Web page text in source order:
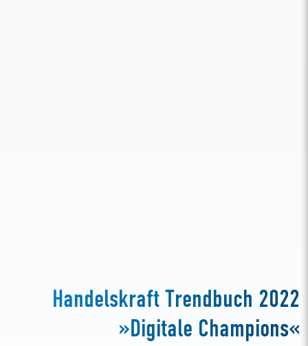
Handelskraft Trendbuch 2022
»Digitale Champions«